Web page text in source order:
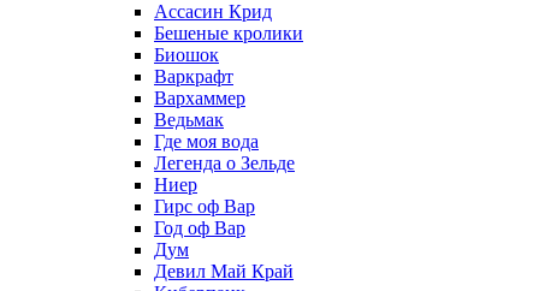
Ассасин Крид
Бешеные кролики
Биошок
Варкрафт
Вархаммер
Ведьмак
Где моя вода
Легенда о Зельде
Ниер
Гирс оф Вар
Год оф Вар
Дум
Девил Май Край